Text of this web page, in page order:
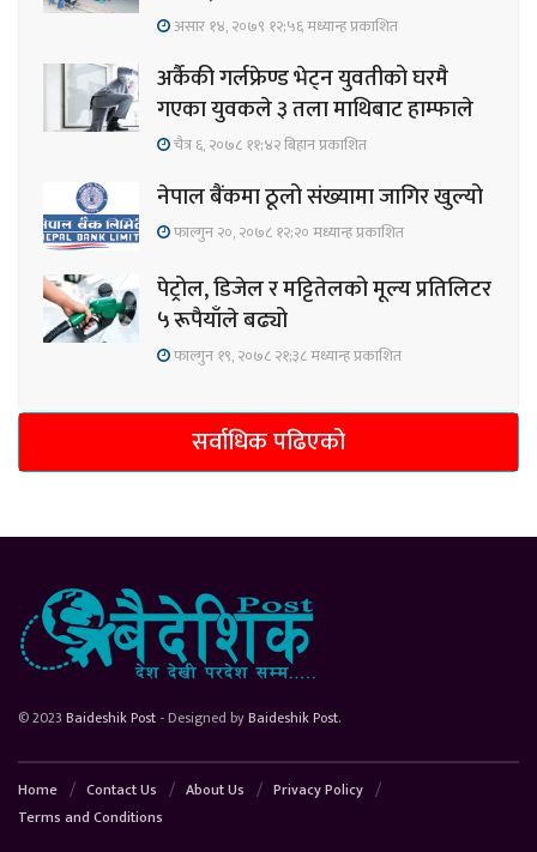
असार १४, २०७९ १२;५६ मध्यान्ह प्रकाशित
अर्कैकी गर्लफ्रेण्ड भेट्न युवतीको घरमै
गएका युवकले ३ तला माथिबाट हाम्फाले
चैत्र ६, २०७८ ११;४२ बिहान प्रकाशित
नेपाल बैंकमा ठूलो संख्यामा जागिर खुल्यो
फाल्गुन २०, २०७८ १२;२० मध्यान्ह प्रकाशित
पेट्रोल, डिजेल र मट्टितेलको मूल्य प्रतिलिटर
५ रूपैयाँले बढ्यो
फाल्गुन १९, २०७८ २१;३८ मध्यान्ह प्रकाशित
सर्वाधिक पढिएको
© 2023 Baideshik Post - Designed byBaideshik Post.
Home Contact Us About Us
Privacy Policy
Terms and Conditions